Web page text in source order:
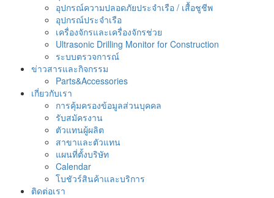
อุปกรณ์ความปลอดภัยประจำเรือ / เสื้อชูชีพ
อุปกรณ์ประจำเรือ
เครื่องจักรและเครื่องจักรช่วย
Ultrasonic Drilling Monitor for Construction
ระบบตรวจการณ์
ข่าวสารและกิจกรรม
Parts&Accessories
เกี่ยวกับเรา
การคุ้มครองข้อมูลส่วนบุคคล
รับสมัครงาน
ตัวแทนผู้ผลิต
สาขาและตัวแทน
แผนที่ตั้งบริษัท
Calendar
โบชัวร์สินค้าและบริการ
ติดต่อเรา